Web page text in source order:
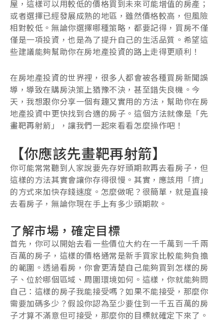
屋，這樣可以用較低的價格買到未來可能增值的房產；
或者選擇已經發展成熟的地區，雖然價格較高，但風險
相對較低。無論你選擇哪種策略，都要記得，買房不僅
僅是一項投資，也是為了提升自己的生活品質。希望這
些建議能夠幫助你在房地產投資的路上走得更順利！
在房地產投資的世界裡，很多人都會被各種買房新聞誤
導，導致在購房決策上猶豫不決，甚至錯失良機。今
天，我想跟你分享一個有趣又實用的方法，幫助你在房
地產投資中更快找到合適的房子。這個方法就像是「先
畫靶再射箭」，讓我們一起來看看怎麼操作吧！
【你應該先畫靶再射箭】
你可能常常聽到人家說要先存好頭期款再去看房子，但
這樣的方法其實會讓你存得很慢。其實，應該用「擠」
的方式來加快存錢速度。怎麼做呢？很簡單，就是直接
去看房子，無論你現在手上有多少頭期款。
了解市場，確定目標
首先，你可以開始去看一些價位大約在一千萬到一千兩
百萬的房子，這樣的價格通常是新手買家比較能夠負擔
的範圍。透過看房，你會更清楚自己能夠買到怎樣的房
子、位於哪個區域、周圍環境如何。這樣，你就能夠問
自己：這樣的房子我能接受嗎？如果不能接受，那麼你
需要加碼多少？假設你認為至少要住到一千五百萬的房
子才算不滿意但可接受，那麼你的目標就確定下來了。